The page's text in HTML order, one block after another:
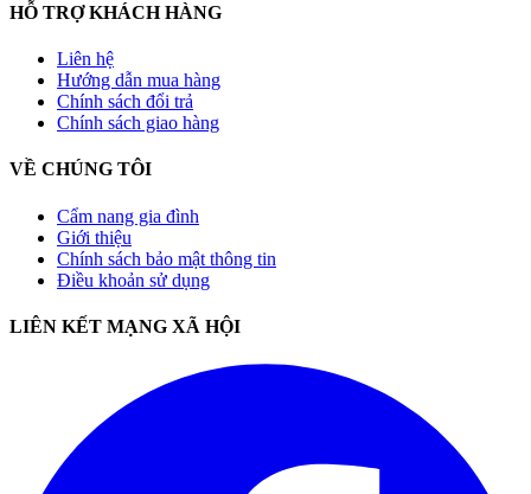
HỖ TRỢ KHÁCH HÀNG
Liên hệ
Hướng dẫn mua hàng
Chính sách đổi trả
Chính sách giao hàng
VỀ CHÚNG TÔI
Cẩm nang gia đình
Giới thiệu
Chính sách bảo mật thông tin
Điều khoản sử dụng
LIÊN KẾT MẠNG XÃ HỘI